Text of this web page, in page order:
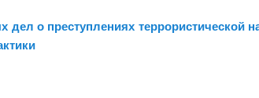
о преступлениях террористической